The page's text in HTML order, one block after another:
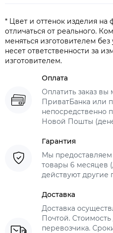
* Цвет и оттенок изделия
отличаться от реального.
меняться изготовителем
несет ответственности за
изготовителем.
Оплата
Оплатить заказ вы
ПриватБанка или
непосредственно
Новой Пошты
Гарантия
Мы
товары 6 месяцев
действуют другие
Доставка
Доставка
Почтой.
перевозчика.